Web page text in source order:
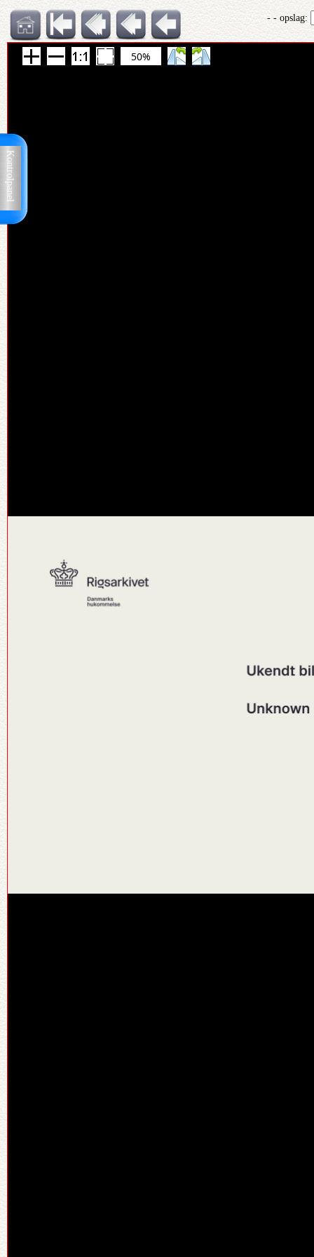
Kontrolpanel
- - opslag:
50%